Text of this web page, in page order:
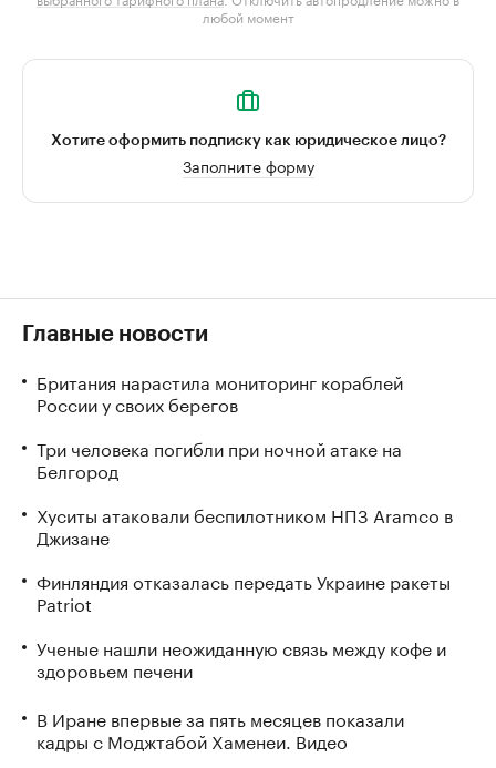
любой момент
Хотите оформить подписку как юридическое лицо?
Заполните форму
Главные новости
Британия нарастила мониторинг кораблей
России у своих берегов
Три человека погибли при ночной атаке на
Белгород
Хуситы атаковали беспилотником НПЗ Aramco в
Джизане
Финляндия отказалась передать Украине ракеты
Patriot
Ученые нашли неожиданную связь между кофе и
здоровьем печени
В Иране впервые за пять месяцев показали
кадры с Моджтабой Хаменеи. Видео